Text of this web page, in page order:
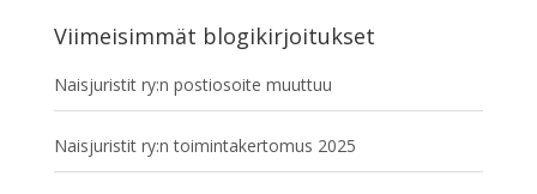
Viimeisimmät blogikirjoitukset
Naisjuristit ry:n postiosoite muuttuu
Naisjuristit ry:n toimintakertomus 2025